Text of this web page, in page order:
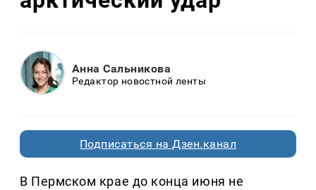
Анна Сальникова
Редактор новостной ленты
Подписаться на Дзен.канал
В Пермском крае до конца июня не